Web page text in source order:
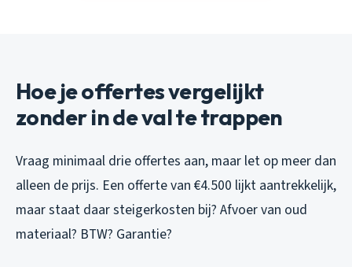
Hoe je offertes vergelijkt
zonder in de val te trappen
Vraag minimaal drie offertes aan, maar let op meer dan
alleen de prijs. Een offerte van €4.500 lijkt aantrekkelijk,
maar staat daar steigerkosten bij? Afvoer van oud
materiaal? BTW? Garantie?